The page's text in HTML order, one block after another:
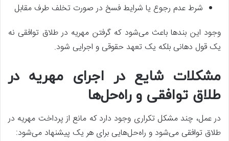
شرط عدم رجوع یا شرایط فسخ در صورت تخلف طرف مقابل
وجود این بندها باعث می‌شود که گرفتن مهریه در طلاق توافقی نه
یک قول دهانی بلکه یک تعهد حقوقی و اجرایی شود.
مشکلات شایع در اجرای مهریه در
طلاق توافقی و راه‌حل‌ها
در عمل، چند مشکل تکراری وجود دارد که مانع از پرداخت مهریه در
طلاق توافقی می‌شود و راه‌حل‌هایی برای هر یک پیشنهاد می‌شود: